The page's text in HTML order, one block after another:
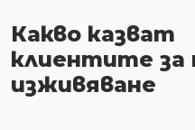
Какво казват
клиентите за
изживяване